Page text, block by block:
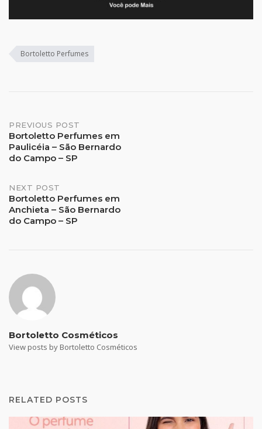
Bortoletto Perfumes
Post
navigation
PREVIOUS POST
Bortoletto Perfumes em
Paulicéia – São Bernardo
do Campo – SP
NEXT POST
Bortoletto Perfumes em
Anchieta – São Bernardo
do Campo – SP
Bortoletto Cosméticos
View posts by Bortoletto Cosméticos
RELATED POSTS